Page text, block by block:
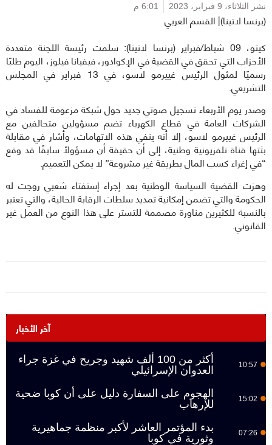
نشر الثلاثاء، 9 فبراير، 2023 6:01 م
(برنسا لاتينا)| القسم العربي
كيتو، 09 شباط/فبراير (برنسا لاتينا): سلمت رئيسة اللجنة متعددة
الأحزاب التي تحقق في القضية في الإكوادور، فيفيانا فيلوز، اليوم طلبًا
رسميًا لمثول الرئيس غييرمو لاسو، في 13 فبراير في المجلس
التشريعي.
وصدر يوم الأربعاء تسجيل صوتي جديد حول شبكة مزعومة للفساد في
الشركات العامة في قطاع الكهرباء تضم مسؤولين متحالفين مع
الرئيس غييرمو لاسو، إلا أنه ينفي هذه الاتهامات، وأشار في مقابلة
بثتها قناة تلفزيونية وطنية، إلى أن حقيقة أن مسؤولاً سابقًا قد وقع
“في إغراء كسب المال بطريقة غير مشروعة” لا يمكن التعميم.
وهزت القضية السياسة الوطنية بعد إجراء إستفتاء شعبي روجت له
الحكومة والتي تضمن إمكانية تمديد سلطات الرقابة الحالية، والتي تعتبر
بالنسبة للكثيرين مناورة مصممة للتستر على هذا النوع من العمل غير
القانوني.
آخر الأخبار
10:57
أكثر من 100 ألف شهيد وجريح في غزة جراء
العدوان الإسرائيلي
15:02
الهجوم على السفارة دليل على أن كوبا ضحية
للإرهاب
07:26
بدء المؤتمر العاشر لأكبر منظمة جماهيرية
وثورية في كوبا